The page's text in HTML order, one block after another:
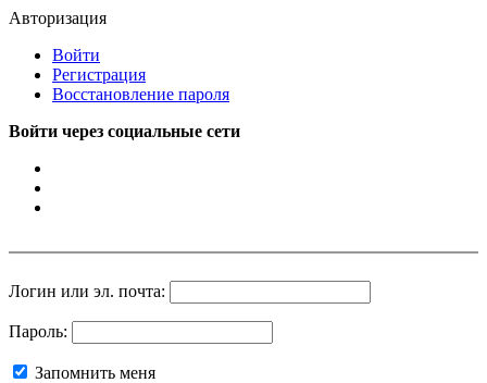
Авторизация
Войти
Регистрация
Восстановление пароля
Войти через социальные сети
Логин или эл. почта:
Пароль:
Запомнить меня